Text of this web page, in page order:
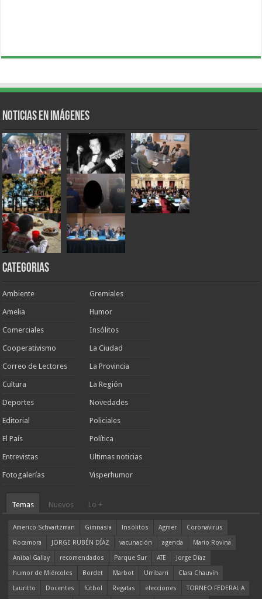
Noticias en Imágenes
Categorias
Ambiente
Amelia
Comerciales
Cooperativismo
Correo de Lectores
Cultura
Deportes
Editorial
El País
Entrevistas
Fotogalerías
Gremiales
Humor
Insólitos
La Ciudad
La Provincia
La Región
Novedades
Policiales
Política
Ultimas noticias
Visperhumor
Temas Nuevos Lo +
Americo Schvartzman Gimnasia Insólitos Agmer
Coronavirus
Rocamora
JORGE RUBÉN DÍAZ vacunación agenda
Mario Rovina
Aníbal Gallay
recomendados Parque Sur ATE
Jorge Díaz
humor de Miércoles
Bordet Marbot Urribarri
Clara Chauvín
Lauritto
Docentes fútbol Regatas elecciones TORNEO FEDERAL A